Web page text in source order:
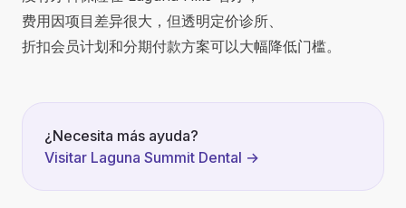
费用因项目差异很大，但透明定价诊所、
折扣会员计划和分期付款方案可以大幅降低门槛。
¿Necesita más ayuda?
Visitar Laguna Summit Dental →